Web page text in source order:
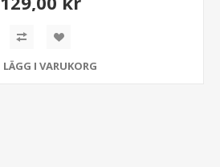
LÄGG I VARUKORG